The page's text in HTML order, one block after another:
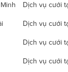
Dịch vụ cưới
Dịch vụ cưới
Dịch vụ cưới
Dịch vụ cưới